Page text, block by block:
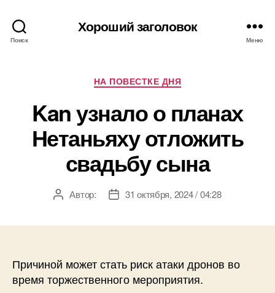
Поиск
Хороший заголовок
Меню
Рубрики
НА ПОВЕСТКЕ ДНЯ
Kan узнало о планах
Нетаньяху отложить
свадьбу сына
АвторАвтор:
Дата31 октября, 2024 / 04:28
Причиной может стать риск атаки дронов во
время торжественного мероприятия.